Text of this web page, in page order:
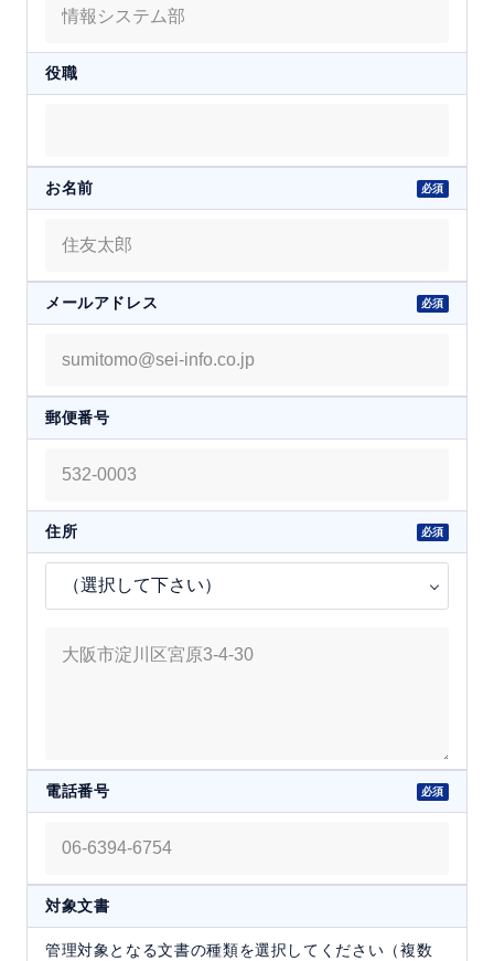
役職
お名前
メールアドレス
郵便番号
住所
電話番号
対象文書
管理対象となる文書の種類を選択してください（複数